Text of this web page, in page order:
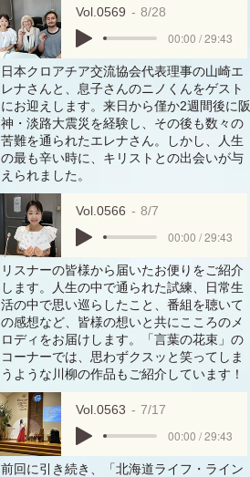
Vol.0569 8/28
00:00 / 29:43
日本クロアチア交流協会代表理事の山崎エ
レナさんと、息子さんのニノくんをゲスト
にお迎えします。来日から僅か2週間後に阪
神・淡路大震災を経験し、その後も数々の
苦難を通られたエレナさん。しかし、人生
の最も辛い時に、キリストとの出会いが与
えられました。
Vol.0566 8/7
00:00 / 29:43
リスナーの皆様から届いたお便りをご紹介
します。人生の中で通られた試練、日常生
活の中で思い巡らしたこと、番組を聴いて
の感想など、皆様の想いと共にこころのメ
ロディをお届けします。「言葉の花束」の
コーナーでは、思わずクスッと笑ってしま
うような川柳の作品もご紹介しています！
Vol.0563 7/17
00:00 / 29:43
前回に引き続き、「北海道ライフ・ライン